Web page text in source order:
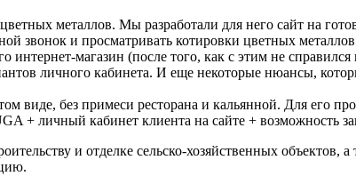
металлов. Мы разработали для него сайт на
звонок и просматривать котировки цветных
магазин (после того, как с этим не
личного кабинета. И еще некоторые нюансы,
виде, без примеси ресторана и кальянной. Для его
личный кабинет клиента на сайте + возможность
и отделке сельско-хозяйственных объектов,